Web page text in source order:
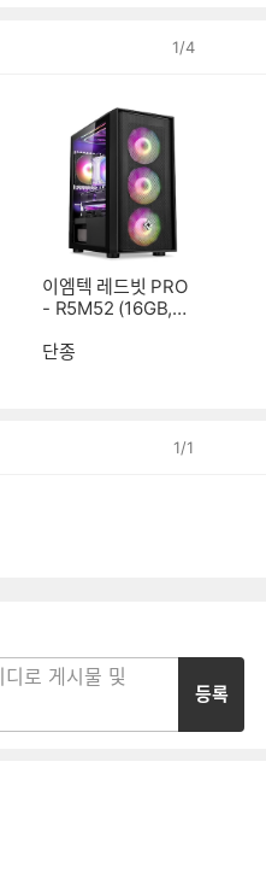
1/4
이엠텍 레드빗 PRO
- R5M52 (16GB,
단종
1/1
등록